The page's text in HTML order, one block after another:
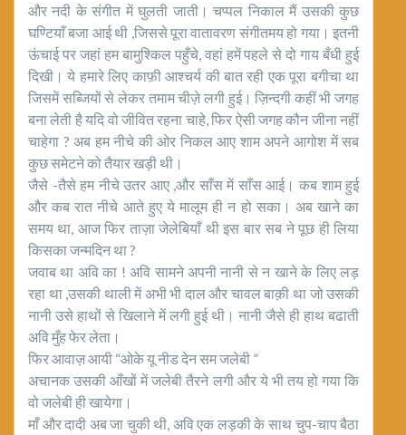
और नदी के संगीत में घुलती जाती। चप्पल निकाल मैं उसकी कुछ
घण्टियाँ बजा आई थी ,जिससे पूरा वातावरण संगीतमय हो गया। इतनी
ऊंचाई पर जहां हम बामुश्किल पहुँचे, वहां हमें पहले से दो गाय बँधी हुई
दिखी। ये हमारे लिए काफ़ी आश्चर्य की बात रही एक पूरा बगीचा था
जिसमें सब्जियों से लेकर तमाम चीज़े लगी हुई। ज़िन्दगी कहीं भी जगह
बना लेती है यदि वो जीवित रहना चाहे, फिर ऐसी जगह कौन जीना नहीं
चाहेगा ? अब हम नीचे की ओर निकल आए शाम अपने आगोश में सब
कुछ समेटने को तैयार खड़ी थी।
जैसे -तैसे हम नीचे उतर आए ,और साँस में साँस आई। कब शाम हुई
और कब रात नीचे आते हुए ये मालूम ही न हो सका। अब खाने का
समय था, आज फिर ताज़ा जेलेबियाँ थी इस बार सब ने पूछ ही लिया
किसका जन्मदिन था ?
जवाब था अवि का ! अवि सामने अपनी नानी से न खाने के लिए लड़
रहा था ,उसकी थाली में अभी भी दाल और चावल बाक़ी था जो उसकी
नानी उसे हाथों से खिलाने में लगी हुई थी। नानी जैसे ही हाथ बढाती
अवि मुँह फेर लेता।
फिर आवाज़ आयी “ओके यू नीड देन सम जलेबी ”
अचानक उसकी आँखों में जलेबी तैरने लगी और ये भी तय हो गया कि
वो जलेबी ही खायेगा।
माँ और दादी अब जा चुकी थी, अवि एक लड़की के साथ चुप-चाप बैठा